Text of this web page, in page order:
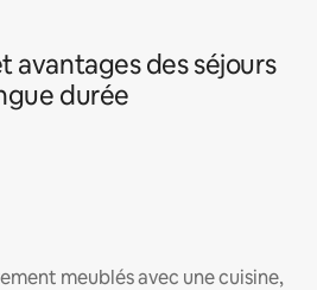
avantages des séjours
durée
meublés avec une cuisine,